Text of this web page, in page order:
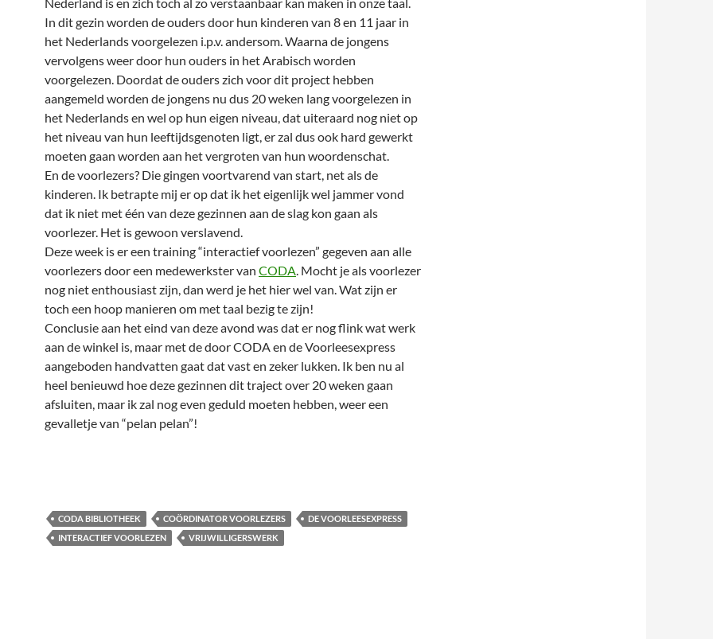
In dit gezin worden de ouders door hun kinderen van 8 en 11 jaar in
het Nederlands voorgelezen i.p.v. andersom. Waarna de jongens
vervolgens weer door hun ouders in het Arabisch worden
voorgelezen. Doordat de ouders zich voor dit project hebben
aangemeld worden de jongens nu dus 20 weken lang voorgelezen in
het Nederlands en wel op hun eigen niveau, dat uiteraard nog niet op
het niveau van hun leeftijdsgenoten ligt, er zal dus ook hard gewerkt
moeten gaan worden aan het vergroten van hun woordenschat.
En de voorlezers? Die gingen voortvarend van start, net als de
kinderen. Ik betrapte mij er op dat ik het eigenlijk wel jammer vond
dat ik niet met één van deze gezinnen aan de slag kon gaan als
voorlezer. Het is gewoon verslavend.
Deze week is er een training “interactief voorlezen” gegeven aan alle
voorlezers door een medewerkster van CODA. Mocht je als voorlezer
nog niet enthousiast zijn, dan werd je het hier wel van. Wat zijn er
toch een hoop manieren om met taal bezig te zijn!
Conclusie aan het eind van deze avond was dat er nog flink wat werk
aan de winkel is, maar met de door CODA en de Voorleesexpress
aangeboden handvatten gaat dat vast en zeker lukken. Ik ben nu al
heel benieuwd hoe deze gezinnen dit traject over 20 weken gaan
afsluiten, maar ik zal nog even geduld moeten hebben, weer een
gevalletje van “pelan pelan”!
CODA BIBLIOTHEEK COÖRDINATOR VOORLEZERS
DE VOORLEESEXPRESS
INTERACTIEF VOORLEZEN
VRIJWILLIGERSWERK